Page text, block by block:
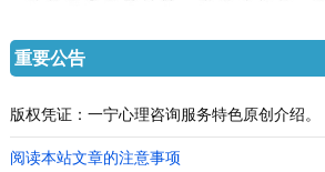
重要公告
版权凭证：一宁心理咨询服务特色原创介绍。
阅读本站文章的注意事项